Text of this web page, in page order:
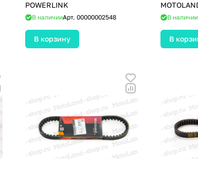
POWERLINK
В наличииАрт. 00000002548
В корзину
В наличии
В